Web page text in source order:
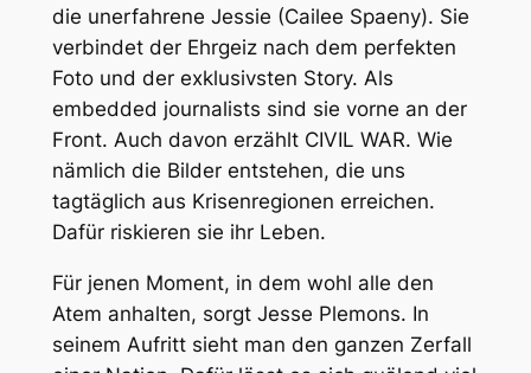
die unerfahrene Jessie (Cailee Spaeny). Sie
verbindet der Ehrgeiz nach dem perfekten
Foto und der exklusivsten Story. Als
embedded journalists sind sie vorne an der
Front. Auch davon erzählt CIVIL WAR. Wie
nämlich die Bilder entstehen, die uns
tagtäglich aus Krisenregionen erreichen.
Dafür riskieren sie ihr Leben.
Für jenen Moment, in dem wohl alle den
Atem anhalten, sorgt Jesse Plemons. In
seinem Aufritt sieht man den ganzen Zerfall